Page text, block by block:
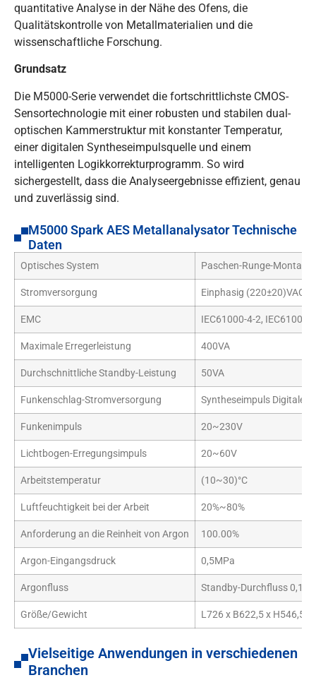
quantitative Analyse in der Nähe des Ofens, die
Qualitätskontrolle von Metallmaterialien und die
wissenschaftliche Forschung.
Grundsatz
Die M5000-Serie verwendet die fortschrittlichste CMOS-
Sensortechnologie mit einer robusten und stabilen dual-
optischen Kammerstruktur mit konstanter Temperatur,
einer digitalen Syntheseimpulsquelle und einem
intelligenten Logikkorrekturprogramm. So wird
sichergestellt, dass die Analyseergebnisse effizient, genau
und zuverlässig sind.
M5000 Spark AES Metallanalysator Technische
Daten
Optisches System Paschen-Runge-Montage
Stromversorgung Einphasig (220±20)VAC,
EMC IEC61000-4-2, IEC61000-
Maximale Erregerleistung 400VA
Durchschnittliche Standby-Leistung 50VA
Funkenschlag-Stromversorgung Syntheseimpuls Digitale
Funkenimpuls 20~230V
Lichtbogen-Erregungsimpuls 20~60V
Arbeitstemperatur (10~30)°C
Luftfeuchtigkeit bei der Arbeit 20%~80%
Anforderung an die Reinheit von Argon 100.00%
Argon-Eingangsdruck 0,5MPa
Argonfluss Standby-Durchfluss 0,1
Größe/Gewicht L726 x B622,5 x
Vielseitige Anwendungen in verschiedenen
Branchen